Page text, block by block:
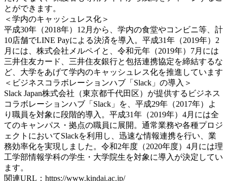
とができます。
＜学内のキャッシュレス化＞
平成30年（2018年）12月から、学内の食堂やコンビニ等、計
10店舗でLINE Payによる決済を導入。平成31年（2019年）2
月には、株式会社メルペイと、令和元年（2019年）7月には
三井住友カード、三井住友銀行と包括連携協定を締結するな
ど、大学をあげて学内のキャッシュレス化を推進しています
＜ビジネスコラボレーションハブ「Slack」の導入＞
Slack Japan株式会社（東京都千代田区）が提供するビジネス
コラボレーションハブ「Slack」を、平成29年（2017年）よ
り職員を対象に段階的導入。平成31年（2019年）4月には全
てのキャンパス・拠点の職員に展開。通常業務や各種プロジ
ェクトにおいてSlackを利用し、迅速な情報連携を行い、業
務効率化を実現しました。令和2年度（2020年度）4月には理
工学部情報学科の学生・大学院生を対象に導入が決定してい
ます。
関連URL： https://www.kindai.ac.jp/